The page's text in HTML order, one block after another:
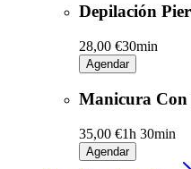
Depilación
28,00 €30min
Agendar
Manicura Con
35,00 €1h 30min
Agendar